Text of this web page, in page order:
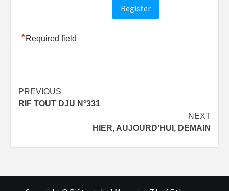
*Required field
Post
navigation
PREVIOUS
RIF TOUT DJU N°331
NEXT
HIER, AUJOURD’HUI, DEMAIN